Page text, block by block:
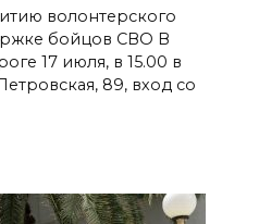
волонтерского
бойцов СВО В
17 июля, в 15.00 в
89, вход со